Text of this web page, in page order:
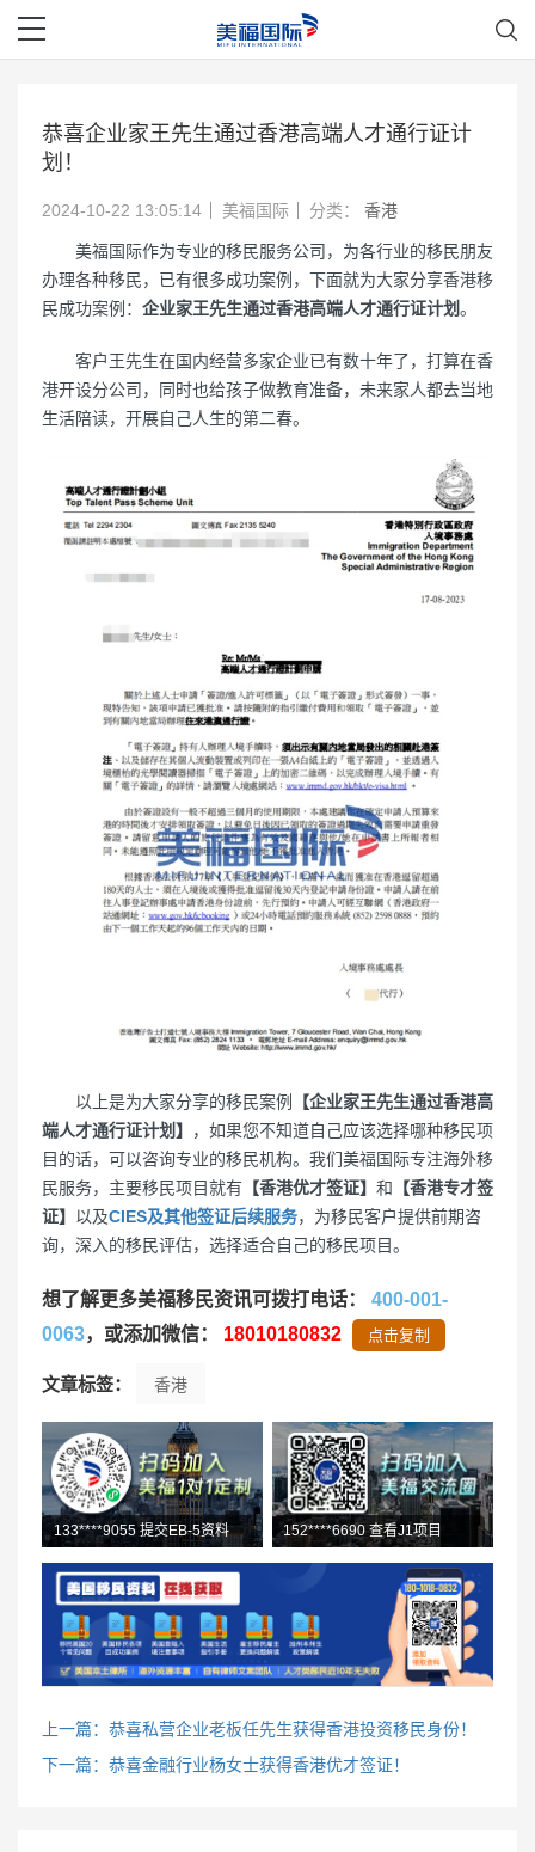
恭喜企业家王先生通过香港高端人才通行证计
划！
2024-10-22 13:05:14 美福国际 分类： 香港
美福国际作为专业的移民服务公司，为各行业的移民朋友
办理各种移民，已有很多成功案例，下面就为大家分享香港移
民成功案例： 企业家王先生通过香港高端人才通行证计划。
客户王先生在国内经营多家企业已有数十年了，打算在香
港开设分公司，同时也给孩子做教育准备，未来家人都去当地
生活陪读，开展自己人生的第二春。
以上是为大家分享的移民案例
【企业家王先生通过香港高
端人才通行证计划】
，如果您不知道自己应该选择哪种移民项
目的话，可以咨询专业的移民机构。我们美福国际专注海外移
民服务，主要移民项目就有 【香港优才签证】 和 【香港专才签
证】 以及CIES及其他签证后续服务，为移民客户提供前期咨
询，深入的移民评估，选择适合自己的移民项目。
想了解更多美福移民资讯可拨打电话： 400-001-
0063，或添加微信： 18010180832 点击复制
文章标签： 香港
133****9055 提交EB-5资料 152****6690 查看J1项目
上一篇：恭喜私营企业老板任先生获得香港投资移民身份！
下一篇：恭喜金融行业杨女士获得香港优才签证！